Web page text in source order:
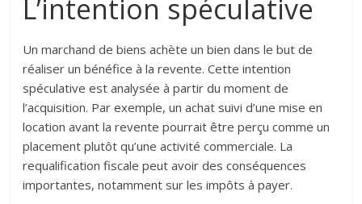
L’intention spéculative
Un marchand de biens achète un bien dans le but de
réaliser un bénéfice à la revente. Cette intention
spéculative est analysée à partir du moment de
l’acquisition. Par exemple, un achat suivi d’une mise en
location avant la revente pourrait être perçu comme un
placement plutôt qu’une activité commerciale. La
requalification fiscale peut avoir des conséquences
importantes, notamment sur les impôts à payer.